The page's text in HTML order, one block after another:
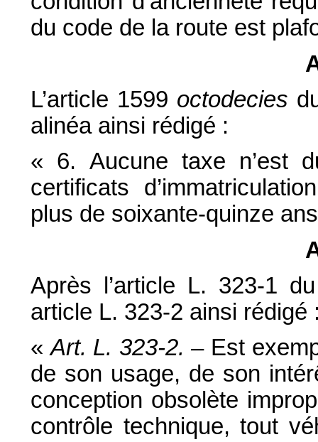
du code de la route est
L’article 1599 octodecies
alinéa ainsi rédigé :
« 6. Aucune taxe n’est
certificats
plus de soixante-quinze
Après l’article L. 323-1
article L. 323-2 ainsi rédigé
«Art. L. 323-2. – Est
de son usage, de son
conception obsolète
contrôle technique, tout